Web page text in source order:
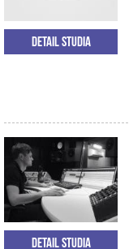
Detail studia
Detail studia